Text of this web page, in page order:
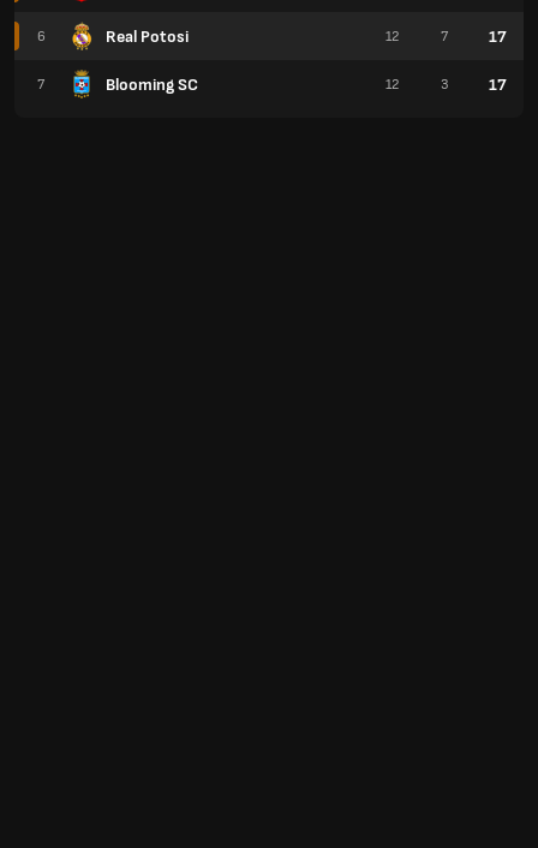
6 Real Potosi
7 Blooming SC
12 7 17
12 3 17